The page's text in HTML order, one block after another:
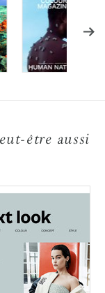
être aussi